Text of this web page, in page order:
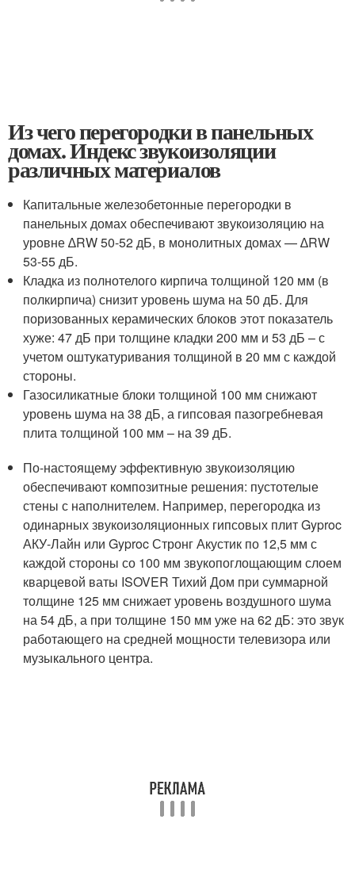
Из чего перегородки в панельных
домах. Индекс звукоизоляции
различных материалов
Капитальные железобетонные перегородки в
панельных домах обеспечивают звукоизоляцию на
уровне ∆RW 50-52 дБ, в монолитных домах — ∆RW
53-55 дБ.
Кладка из полнотелого кирпича толщиной 120 мм (в
полкирпича) снизит уровень шума на 50 дБ. Для
поризованных керамических блоков этот показатель
хуже: 47 дБ при толщине кладки 200 мм и 53 дБ – с
учетом оштукатуривания толщиной в 20 мм с каждой
стороны.
Газосиликатные блоки толщиной 100 мм снижают
уровень шума на 38 дБ, а гипсовая пазогребневая
плита толщиной 100 мм – на 39 дБ.
По-настоящему эффективную звукоизоляцию
обеспечивают композитные решения: пустотелые
стены с наполнителем. Например, перегородка из
одинарных звукоизоляционных гипсовых плит Gyproc
АКУ-Лайн или Gyproc Стронг Акустик по 12,5 мм с
каждой стороны со 100 мм звукопоглощающим слоем
кварцевой ваты ISOVER Тихий Дом при суммарной
толщине 125 мм снижает уровень воздушного шума
на 54 дБ, а при толщине 150 мм уже на 62 дБ: это звук
работающего на средней мощности телевизора или
музыкального центра.